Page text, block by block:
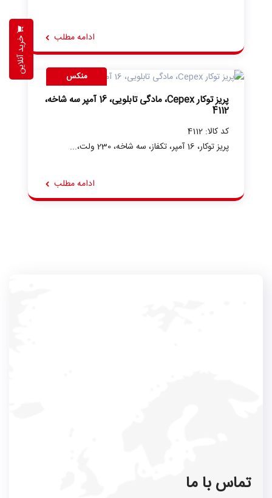
ادامه مطلب
منکس
پریز توکار Cepex، مادگی تابلویی، 16 آمپر سه شاخه،
4112
کد کالا: 4112
پریز توکار، 16 آمپر، تکفاز، سه شاخه، 230 ولت،...
ادامه مطلب
تماس با ما
خرید آنلاین